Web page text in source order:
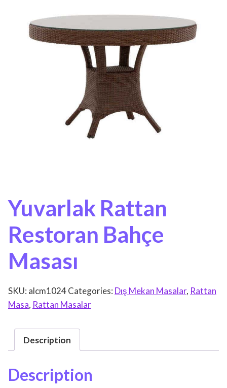
Yuvarlak Rattan
Restoran Bahçe
Masası
SKU: alcm1024Categories: Dış Mekan Masalar, Rattan
Masa, Rattan Masalar
Description
Description